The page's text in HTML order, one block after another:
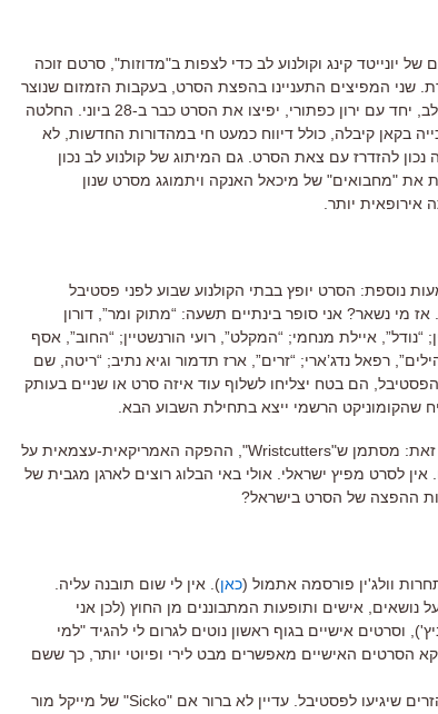
של יונייטד קינג וקולנוע לב כדי לצפות ב"מדוזות", סרטם זוכה
שני המפיצים התעניינו בהפצת הסרט, בעקבות הזמזום שנוצר
סביבו בקאן. למחרת נסגר עניין: קולנוע לב, יחד עם ירון כפתורי, יפיצו את הסרט כבר ב-28 ביוני. החלטה
בקאן קיבלה, כולל דיווח כמעט חי במהדורות החדשות, לא
נכון להזדרז עם צאת הסרט. גם המיתוג של קולנוע לב נכון
את "מחבואים" של מיכאל האנקה ויתמוגג מסרט שנון
יותר.
נוספת: הסרט יופץ בבתי הקולנוע שבוע לפני פסטיבל
אז מי נשאר? אני סופר בינתיים תשעה: “מתוק ומר”, דורון
“נודל”, איילת מנחמי; “המקלט”, רועי הורנשטיין; “החוב”, אסף
רפאל נדג’ארי; “זרים”, ארז תדמור וגיא נתיב; “ריטה, שם
הם בטח יצליחו לשלוף עוד איזה סרט או שניים בעותק
שהקומוניקט הרשמי ייצא בתחילת השבוע הבא.
אבל לחובבי אתגר קרת, יש בשורה בכל זאת: מסתמן ש"Wristcutters", ההפקה האמריקאית-עצמאית על
אין לסרט מפיץ ישראלי. אולי באי הבלוג רוצים לארגן מגבית של
וולג'ין פורסמה אתמול (כאן). אין לי שום תובנה עליה.
נושאים, אישים ותופעות המתבוננים מן החוץ (לכן אני
וסרטים אישיים בגוף ראשון נוטים לגרום לי להגיד "למי
הסרטים האישיים מאפשרים מבט לירי ופיוטי יותר, כך ששם
אני מסוקרן לא פחות מסרטי התעודה הזרים שיגיעו לפסטיבל. עדיין לא ברור אם "Sicko" של מייקל מור